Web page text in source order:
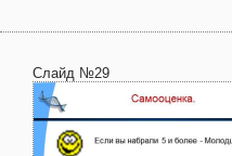
Слайд №29